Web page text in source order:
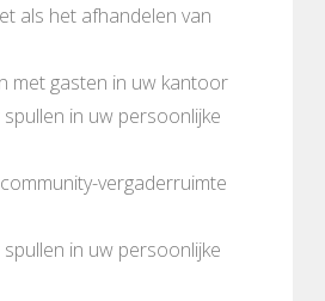
als het afhandelen van
met gasten in uw kantoor
in uw persoonlijke
vergaderruimte
in uw persoonlijke